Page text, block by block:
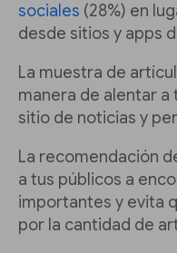
sociales (28%) en
desde sitios y apps
La muestra de
manera de alentar a
sitio de noticias y
La recomendación
a tus públicos a
importantes y evita
por la cantidad de